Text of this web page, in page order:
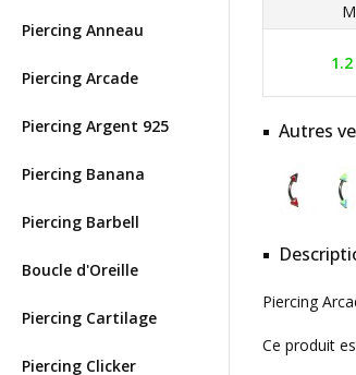
Piercing Anneau
Piercing Arcade
Piercing Argent 925
Piercing Banana
Piercing Barbell
Boucle d'Oreille
Piercing Cartilage
Piercing Clicker
Autres
Piercing
Ce produit